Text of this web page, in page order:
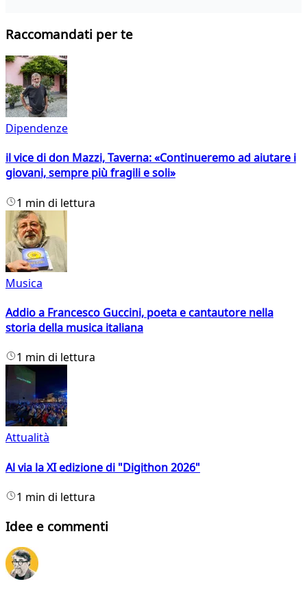
Raccomandati per te
Dipendenze
il vice di don Mazzi, Taverna: «Continueremo ad aiutare i
giovani, sempre più fragili e soli»
1 min di lettura
Musica
Addio a Francesco Guccini, poeta e cantautore nella
storia della musica italiana
1 min di lettura
Attualità
Al via la XI edizione di "Digithon 2026"
1 min di lettura
Idee e commenti